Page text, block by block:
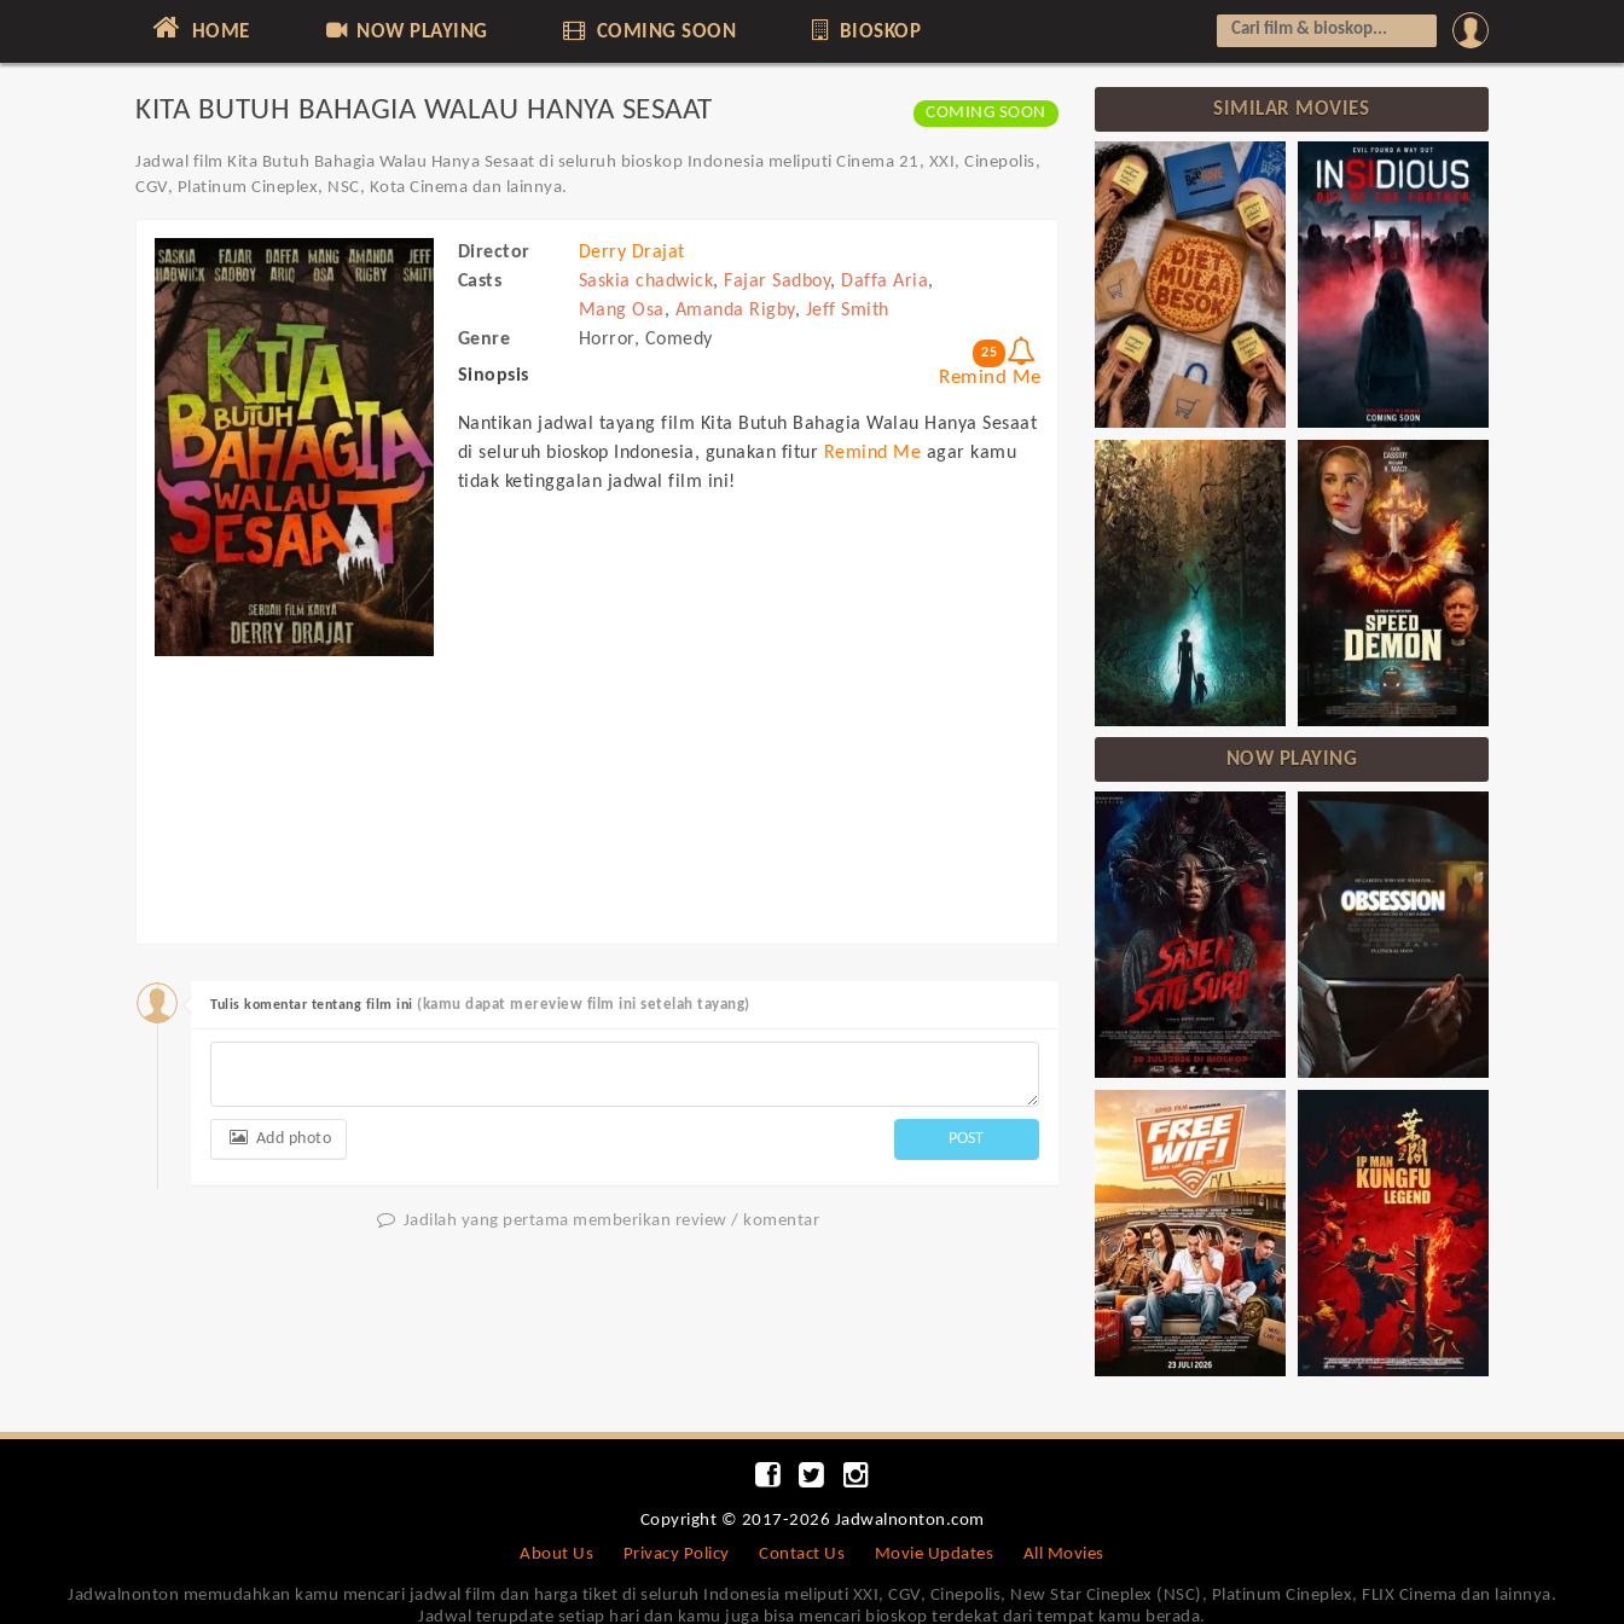
HOME NOW PLAYING COMING SOON BIOSKOP
KITA BUTUH BAHAGIA WALAU HANYA SESAAT COMING SOON
Jadwal film Kita Butuh Bahagia Walau Hanya Sesaat di seluruh bioskop Indonesia meliputi Cinema 21, XXI, Cinepolis,
CGV, Platinum Cineplex, NSC, Kota Cinema dan lainnya.
Director
Derry Drajat
Casts
Saskia chadwick, Fajar Sadboy, Daffa Aria,
Mang Osa, Amanda Rigby, Jeff Smith
Genre
Horror, Comedy
25
Remind Me
Sinopsis
Nantikan jadwal tayang film Kita Butuh Bahagia Walau Hanya Sesaat
di seluruh bioskop Indonesia, gunakan fitur Remind Me agar kamu
tidak ketinggalan jadwal film ini!
Tulis komentar tentang film ini (kamu dapat mereview film ini setelah tayang)
Add photo POST
Jadilah yang pertama memberikan review / komentar
SIMILAR MOVIES
NOW PLAYING
Copyright © 2017-2026 Jadwalnonton.com
About Us
Privacy Policy Contact Us Movie Updates All Movies
Jadwalnonton memudahkan kamu mencari jadwal film dan harga tiket di seluruh Indonesia meliputi XXI, CGV, Cinepolis, New Star Cineplex (NSC), Platinum Cineplex, FLIX Cinema dan lainnya.
Jadwal terupdate setiap hari dan kamu juga bisa mencari bioskop terdekat dari tempat kamu berada.